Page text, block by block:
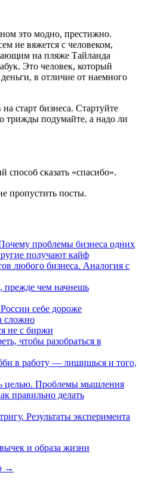
это модно, престижно.
не вяжется с человеком,
на пляже Тайланда
Это человек, который
в отличие от наемного
старт бизнеса. Стартуйте
трижды подумайте, а надо ли
способ сказать «спасибо».
пропустить посты.
проблемы бизнеса одних
получают кайф
любого бизнеса. Аналогия с
прежде чем начнешь
себе дороже
сложно
не с биржи
чтобы разобраться в
в работу — лишишься и того,
целью. Проблемы мышления
правильно делать
Результаты эксперимента
и образа жизни
→